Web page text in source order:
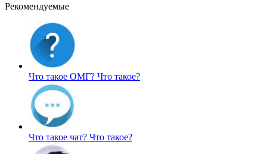
Рекомендуемые
Что такое ОМГ? Что такое?
Что такое чат? Что такое?